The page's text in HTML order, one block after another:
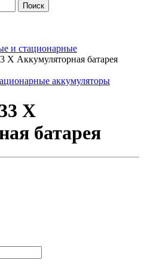
Поиск
и стационарные
X Аккумуляторная батарея
аккумуляторы
X
батарея